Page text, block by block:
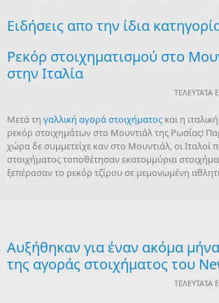
Ειδήσεις απο την ίδια
Ρεκόρ στοιχηματισμού στο
στην Ιταλία
ΤΕΛΕΥΤΑΊΑ
Mετά τη γαλλική αγορά στοιχήματος και η
ρεκόρ στοιχημάτων στο Μουντιάλ της Ρωσίας!
χώρα δε συμμετείχε καν στο Μουντιάλ, οι Ιταλοί
στοιχήματος τοποθέτησαν εκατομμύρια
ξεπέρασαν το ρεκόρ τζίρου σε μεμονωμένη
Αυξήθηκαν για έναν ακόμα
της αγοράς στοιχήματος του
ΤΕΛΕΥΤΑΊΑ